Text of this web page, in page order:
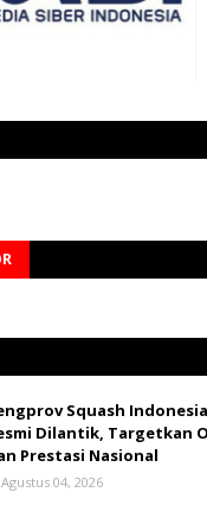
Squash
Dilantik, Targetkan
Prestasi Nasional
Agustus 04, 2026